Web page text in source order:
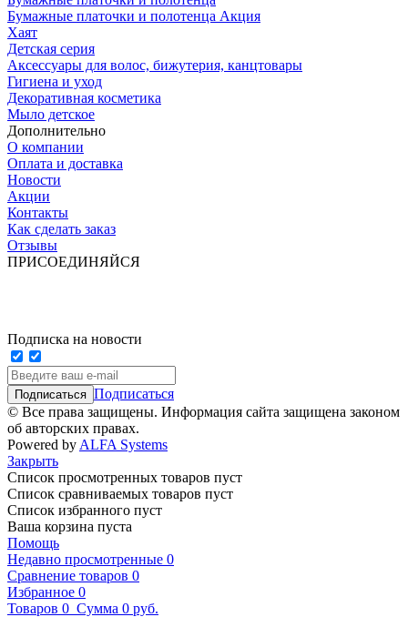
Бумажные платочки и полотенца Акция
Хаят
Детская серия
Аксессуары для волос, бижутерия, канцтовары
Гигиена и уход
Декоративная косметика
Мыло детское
Дополнительно
О компании
Оплата и доставка
Новости
Акции
Контакты
Как сделать заказ
Отзывы
ПРИСОЕДИНЯЙСЯ
Подписка на новости
Подписаться
© Все права защищены. Информация сайта защищена законом
об авторских правах.
Powered byALFA Systems
Закрыть
Список просмотренных товаров пуст
Список сравниваемых товаров пуст
Список избранного пуст
Ваша корзина пуста
Помощь
Недавно просмотренные 0
Сравнение товаров 0
Избранное 0
Товаров 0 Сумма 0 руб.